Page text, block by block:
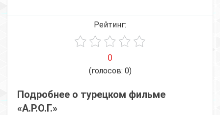
Рейтинг:
0
(голосов: 0)
Подробнее о турецком фильме
«А.Р.О.Г.»